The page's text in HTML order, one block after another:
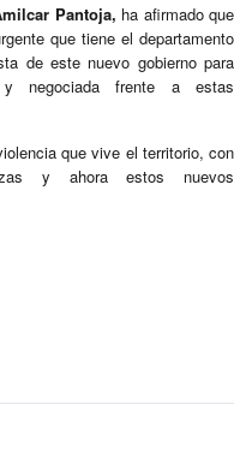
Pantoja, ha afirmado que
que tiene el departamento
de este nuevo gobierno para
y negociada frente a estas
que vive el territorio, con
y ahora estos nuevos